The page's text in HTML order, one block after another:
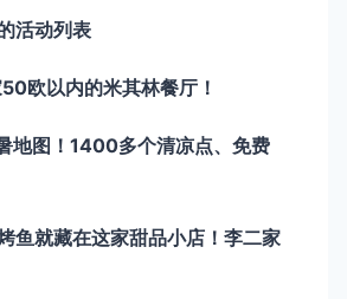
活动列表
欧以内的米其林餐厅！
地图！1400多个清凉点、免费
鱼就藏在这家甜品小店！李二家